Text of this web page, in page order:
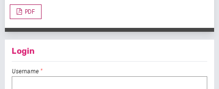
PDF
Login
Username *